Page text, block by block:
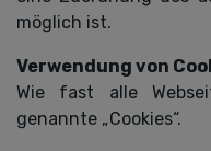
möglich ist.
Verwendung von
Wie fast alle
genannte „Cookies“.